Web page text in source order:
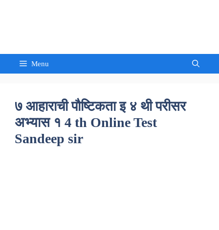
Menu
७ आहाराची पौष्टिकता इ ४ थी परीसर
अभ्यास १ 4 th Online Test
Sandeep sir